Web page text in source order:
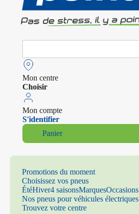
Search
Mon centre
Choisir
Mon compte
S'identifier
Panier
Promotions du moment
Choisissez vos pneus
ÉtéHiver4 saisonsMarquesOccasions
Nos pneus pour véhicules électriques
Trouvez votre centre